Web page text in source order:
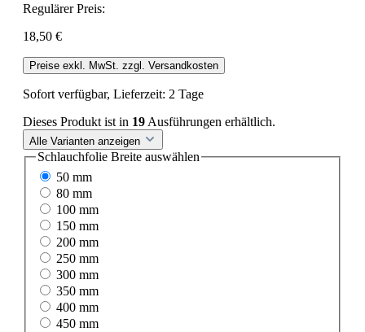
Regulärer Preis:
18,50 €
Preise exkl. MwSt. zzgl. Versandkosten
Sofort verfügbar, Lieferzeit: 2 Tage
Dieses Produkt ist in 19 Ausführungen erhältlich.
Alle Varianten anzeigen
Schlauchfolie Breite auswählen
50 mm
80 mm
100 mm
150 mm
200 mm
250 mm
300 mm
350 mm
400 mm
450 mm